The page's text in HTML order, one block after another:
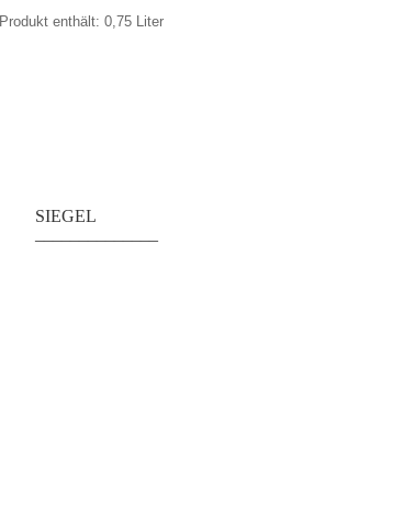
Produkt enthält: 0,75 Liter
SIEGEL